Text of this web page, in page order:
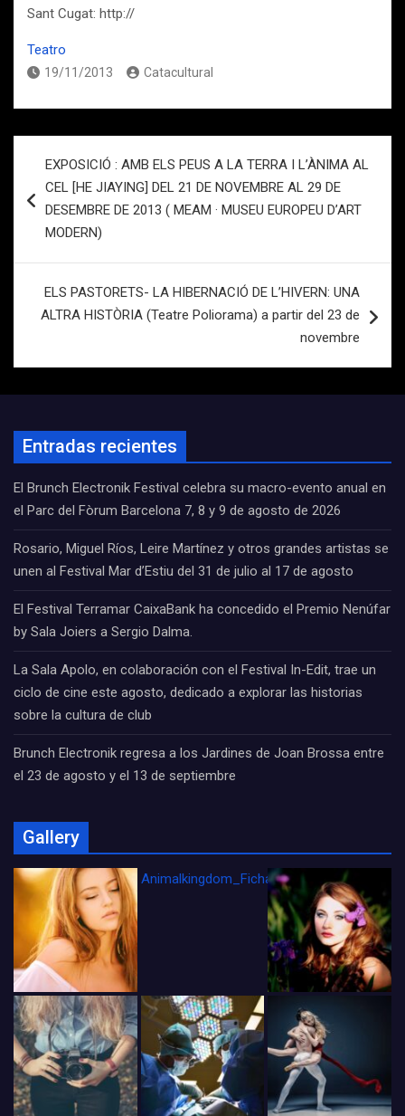
Sant Cugat: http://
Teatro
19/11/2013 Catacultural
entradas
EXPOSICIÓ : AMB ELS PEUS A LA TERRA I L’ÀNIMA AL
CEL [HE JIAYING] DEL 21 DE NOVEMBRE AL 29 DE
DESEMBRE DE 2013 ( MEAM · MUSEU EUROPEU D’ART
MODERN)
ELS PASTORETS- LA HIBERNACIÓ DE L’HIVERN: UNA
ALTRA HISTÒRIA (Teatre Poliorama) a partir del 23 de
novembre
Entradas recientes
El Brunch Electronik Festival celebra su macro-evento anual en
el Parc del Fòrum Barcelona 7, 8 y 9 de agosto de 2026
Rosario, Miguel Ríos, Leire Martínez y otros grandes artistas se
unen al Festival Mar d’Estiu del 31 de julio al 17 de agosto
El Festival Terramar CaixaBank ha concedido el Premio Nenúfar
by Sala Joiers a Sergio Dalma.
La Sala Apolo, en colaboración con el Festival In-Edit, trae un
ciclo de cine este agosto, dedicado a explorar las historias
sobre la cultura de club
Brunch Electronik regresa a los Jardines de Joan Brossa entre
el 23 de agosto y el 13 de septiembre
Gallery
Animalkingdom_FichaCine